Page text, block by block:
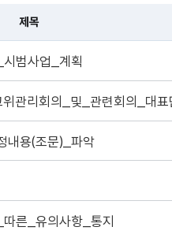
제목
범사업_계획
내용(조문)_파악
른_유의사항_통지